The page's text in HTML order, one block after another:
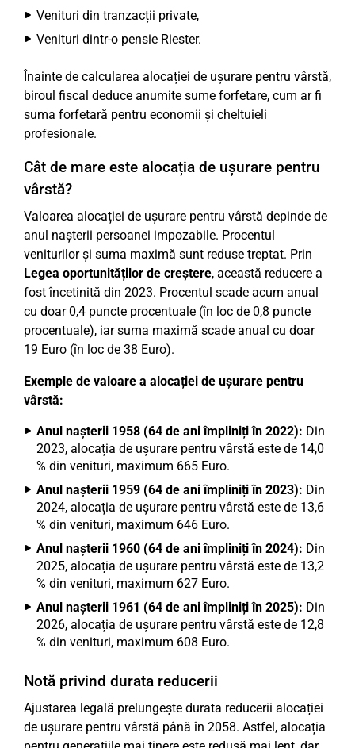
Venituri din tranzacții private,
Venituri dintr-o pensie Riester.
Înainte de calcularea alocației de ușurare pentru vârstă,
biroul fiscal deduce anumite sume forfetare, cum ar fi
suma forfetară pentru economii și cheltuieli
profesionale.
Cât de mare este alocația de ușurare pentru
vârstă?
Valoarea alocației de ușurare pentru vârstă depinde de
anul nașterii persoanei impozabile. Procentul
veniturilor și suma maximă sunt reduse treptat. Prin
Legea oportunităților de creștere, această reducere a
fost încetinită din 2023. Procentul scade acum anual
cu doar 0,4 puncte procentuale (în loc de 0,8 puncte
procentuale), iar suma maximă scade anual cu doar
19 Euro (în loc de 38 Euro).
Exemple de valoare a alocației de ușurare pentru
vârstă:
Anul nașterii 1958 (64 de ani împliniți în 2022): Din
2023, alocația de ușurare pentru vârstă este de 14,0
% din venituri, maximum 665 Euro.
Anul nașterii 1959 (64 de ani împliniți în 2023): Din
2024, alocația de ușurare pentru vârstă este de 13,6
% din venituri, maximum 646 Euro.
Anul nașterii 1960 (64 de ani împliniți în 2024): Din
2025, alocația de ușurare pentru vârstă este de 13,2
% din venituri, maximum 627 Euro.
Anul nașterii 1961 (64 de ani împliniți în 2025): Din
2026, alocația de ușurare pentru vârstă este de 12,8
% din venituri, maximum 608 Euro.
Notă privind durata reducerii
Ajustarea legală prelungește durata reducerii alocației
de ușurare pentru vârstă până în 2058. Astfel, alocația